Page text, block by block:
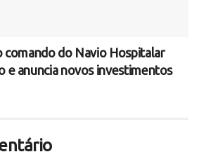
comando do Navio Hospitalar
e anuncia novos investimentos